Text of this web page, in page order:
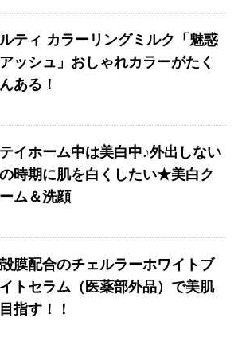
ティ カラーリングミルク「魅惑
ッシュ」おしゃれカラーがたく
ある！
イホーム中は美白中♪外出しない
時期に肌を白くしたい★美白ク
ム＆洗顔
膜配合のチェルラーホワイトブ
トセラム（医薬部外品）で美肌
指す！！